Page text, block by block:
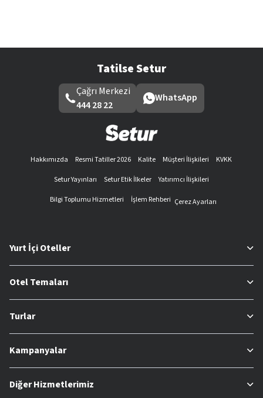
Tatilse Setur
Çağrı Merkezi
444 28 22
WhatsApp
Hakkımızda Resmi Tatiller 2026 Kalite Müşteri İlişkileri
KVKK
Setur Yayınları
Setur Etik İlkeler
Yatırımcı İlişkileri
Bilgi Toplumu Hizmetleri
İşlem Rehberi Çerez Ayarları
Yurt İçi Oteller
Otel Temaları
Turlar
Kampanyalar
Diğer Hizmetlerimiz